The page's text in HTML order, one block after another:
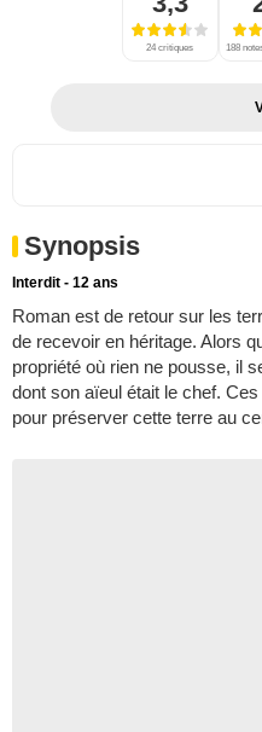
24 critiques 188
Synopsis
Interdit - 12 ans
Roman est de retour sur les
de recevoir en héritage. Alors
propriété où rien ne pousse, il
dont son aïeul était le chef.
pour préserver cette terre au